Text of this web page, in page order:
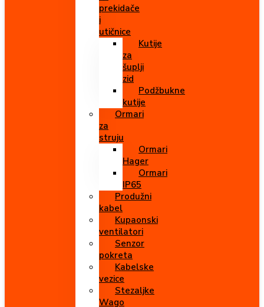
prekidače
i
utičnice
Kutije
za
šuplji
zid
Podžbukne
kutije
Ormari
za
struju
Ormari
Hager
Ormari
IP65
Produžni
kabel
Kupaonski
ventilatori
Senzor
pokreta
Kabelske
vezice
Stezaljke
Wago